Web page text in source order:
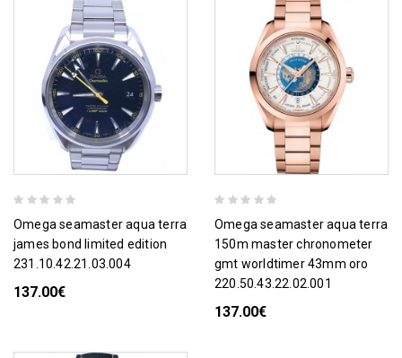
omega seamaster aqua terra
james bond limited edition
231.10.42.21.03.004
137.00€
omega seamaster aqua terra
150m master chronometer
gmt worldtimer 43mm oro
220.50.43.22.02.001
137.00€